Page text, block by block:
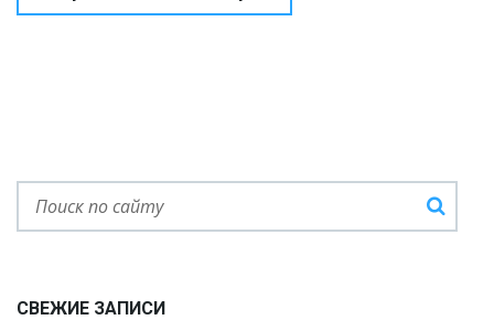
СВЕЖИЕ ЗАПИСИ